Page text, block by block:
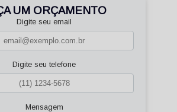
UM ORÇAMENTO
Digite seu email
Digite seu telefone
Mensagem